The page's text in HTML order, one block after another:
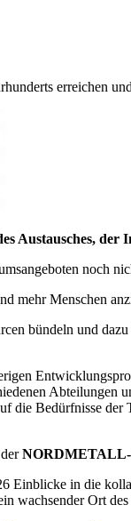
erreichen
Austausches,
noch
mehr Menschen
bündeln und
Abteilungen
die Bedürfnisse
Einblicke in die
wachsender Ort